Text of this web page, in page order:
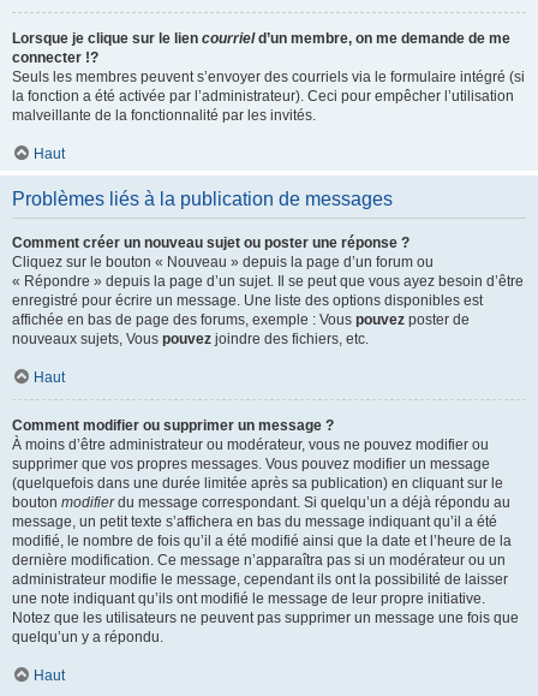
Lorsque je clique sur le lien courrield’un membre, on me demande de me
connecter !?
Seuls les membres peuvent s’envoyer des courriels via le formulaire intégré (si
la fonction a été activée par l’administrateur). Ceci pour empêcher l’utilisation
malveillante de la fonctionnalité par les invités.
Haut
Problèmes liés à la publication de messages
Comment créer un nouveau sujet ou poster une réponse ?
Cliquez sur le bouton « Nouveau » depuis la page d’un forum ou
« Répondre » depuis la page d’un sujet. Il se peut que vous ayez besoin d’être
enregistré pour écrire un message. Une liste des options disponibles est
affichée en bas de page des forums, exemple : Vous pouvez poster de
nouveaux sujets, Vous pouvez joindre des fichiers, etc.
Haut
Comment modifier ou supprimer un message ?
À moins d’être administrateur ou modérateur, vous ne pouvez modifier ou
supprimer que vos propres messages. Vous pouvez modifier un message
(quelquefois dans une durée limitée après sa publication) en cliquant sur le
bouton modifierdu message correspondant. Si quelqu’un a déjà répondu au
message, un petit texte s’affichera en bas du message indiquant qu’il a été
modifié, le nombre de fois qu’il a été modifié ainsi que la date et l’heure de la
dernière modification. Ce message n’apparaîtra pas si un modérateur ou un
administrateur modifie le message, cependant ils ont la possibilité de laisser
une note indiquant qu’ils ont modifié le message de leur propre initiative.
Notez que les utilisateurs ne peuvent pas supprimer un message une fois que
quelqu’un y a répondu.
Haut